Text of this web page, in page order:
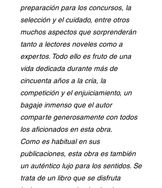
preparación para los concursos, la
selección y el cuidado, entre otros
muchos aspectos que sorprenderán
tanto a lectores noveles como a
expertos. Todo ello es fruto de una
vida dedicada durante más de
cincuenta años a la cría, la
competición y el enjuiciamiento, un
bagaje inmenso que el autor
comparte generosamente con todos
los aficionados en esta obra.
Como es habitual en sus
publicaciones, esta obra es también
un auténtico lujo para los sentidos. Se
trata de un libro que se disfruta